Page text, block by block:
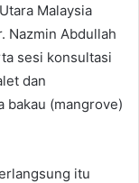
Malaysia
Nazmin Abdullah
sesi konsultasi
dan
bakau (mangrove)
itu